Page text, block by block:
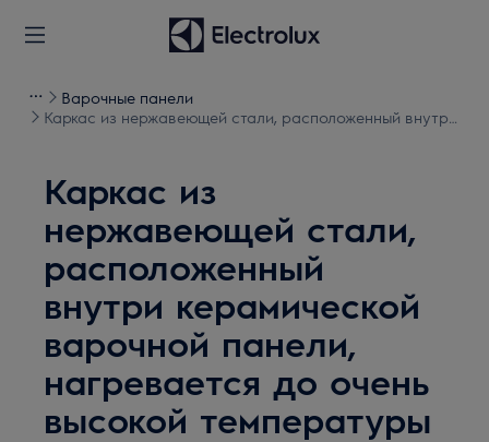
Варочные панели
Каркас из нержавеющей стали, расположенный внутри
Каркас из
нержавеющей стали,
расположенный
внутри керамической
варочной панели,
нагревается до очень
высокой температуры